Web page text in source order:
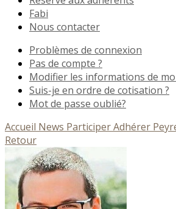
Fabi
Nous contacter
Problèmes de connexion
Pas de compte ?
Modifier les informations de
Suis-je en ordre de cotisation ?
Mot de passe oublié?
Accueil News ParticiperAdhérer
Retour